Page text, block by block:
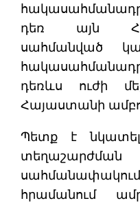
դեռ այն ՀՀ
սահմանված
դեռևս ուժի
Հայաստանի
Պետք է
հրամանում